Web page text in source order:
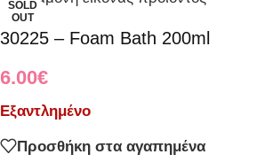
SOLD
OUT
30225 – Foam Bath 200ml
6.00€
Εξαντλημένο
Προσθήκη στα αγαπημένα